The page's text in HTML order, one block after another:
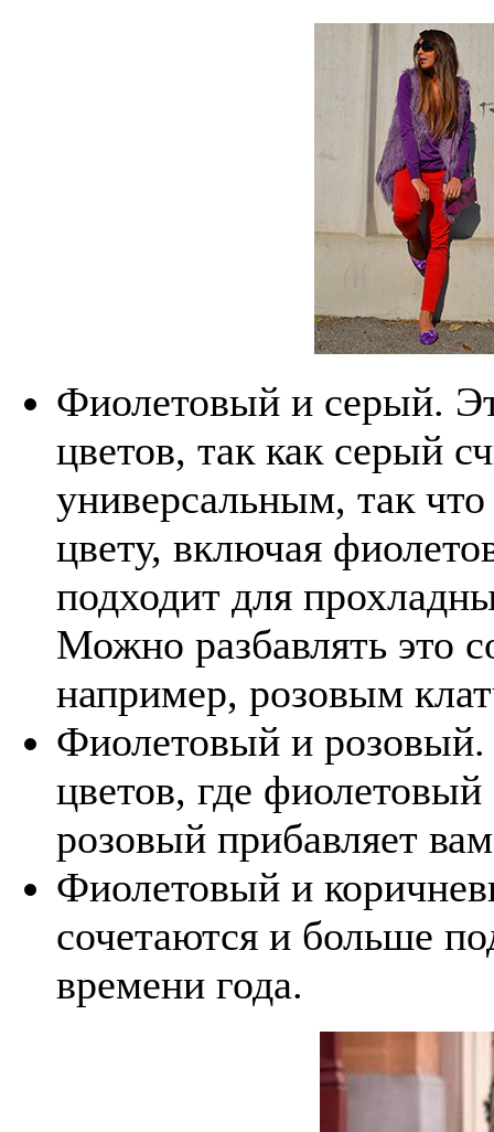
Фиолетовый и серый.
цветов, так как серый
универсальным, так
цвету, включая
подходит для
Можно разбавлять это
например, розовым
Фиолетовый и розовый.
цветов, где
розовый прибавляет
Фиолетовый и
сочетаются и больше
времени года.